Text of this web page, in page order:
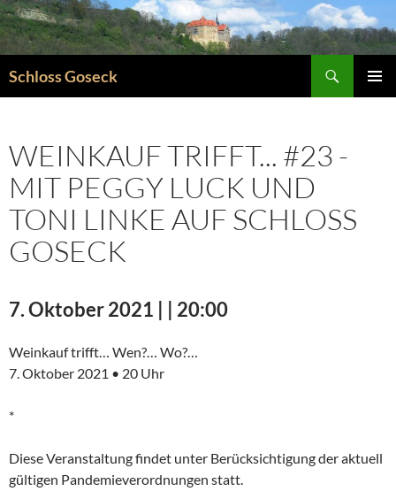
Zum
Inhalt
springen
Schloss Goseck
WEINKAUF TRIFFT... #23 -
MIT PEGGY LUCK UND
TONI LINKE AUF SCHLOSS
GOSECK
7. Oktober 2021 | | 20:00
Weinkauf trifft… Wen?… Wo?…
7. Oktober 2021 • 20 Uhr
*
Diese Veranstaltung findet unter Berücksichtigung der aktuell
gültigen Pandemieverordnungen statt.